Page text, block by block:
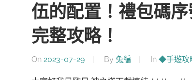
伍的配置！禮包碼
完整攻略！
On 2023-07-29 By 兔編 In ◆手遊攻